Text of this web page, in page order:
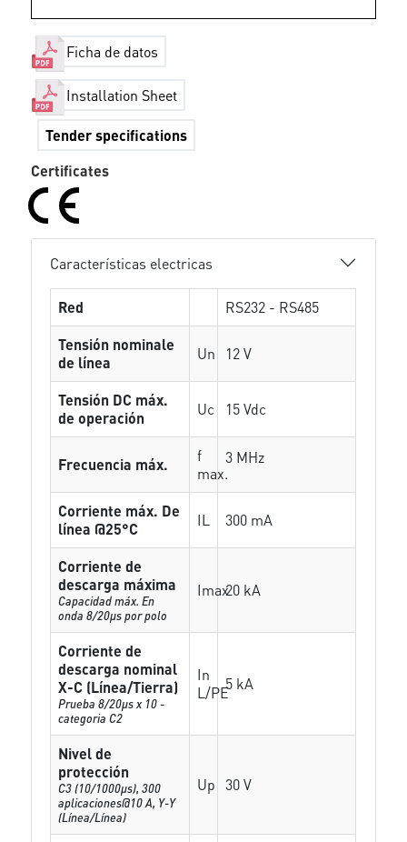
Ficha de datos
Installation Sheet
Tender specifications
Certificates
Características electricas
Red
RS232 - RS485
Tensión nominale
de línea
Un 12 V
Tensión DC máx.
de operación
Uc 15 Vdc
Frecuencia máx.
f
max.
3 MHz
Corriente máx. De
línea @25°C
IL 300 mA
Corriente de
descarga máxima
Capacidad máx. En
onda 8/20µs por polo
Imax20 kA
Corriente de
descarga nominal
X-C (Línea/Tierra)
Prueba 8/20µs x 10 -
categoria C2
In
L/PE5 kA
Nivel de
protección
C3 (10/1000μs), 300
aplicaciones@10 A, Y-Y
(Línea/Línea)
Up 30 V